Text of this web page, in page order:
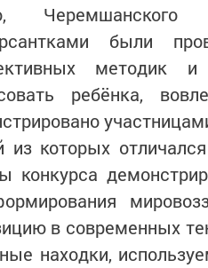
были
методик и
ребёнка,
которых отличался
конкурса
в современных
находки,